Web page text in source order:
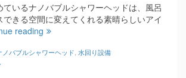
いるナノバブルシャワーヘッドは、風呂
できる空間に変えてくれる素晴らしいアイ
reading
ノバブルシャワーヘッド 水回り設備